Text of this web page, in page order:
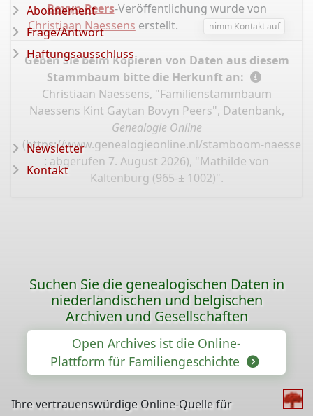
Bovyn Peers-Veröffentlichung wurde von
Christiaan Naessens erstellt. nimm Kontakt auf
Geben Sie beim Kopieren von Daten aus diesem
Stammbaum bitte die Herkunft an:
Christiaan Naessens, "Familienstammbaum
Naessens Kint Gaytan Bovyn Peers", Datenbank,
Genealogie Online
(https://www.genealogieonline.nl/stamboom-
: abgerufen 7. August 2026), "Mathilde von
Kaltenburg (965-± 1002)".
Abonnement
Frage/Antwort
Haftungsausschluss
Newsletter
Kontakt
Suchen Sie die genealogischen Daten in
niederländischen und belgischen
Archiven und Gesellschaften
Open Archives ist die Online-
Plattform für Familiengeschichte
Ihre vertrauenswürdige Online-Quelle für